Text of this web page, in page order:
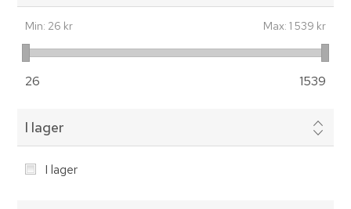
Min: 26 kr Max: 1 539 kr
26 1539
I lager
I lager